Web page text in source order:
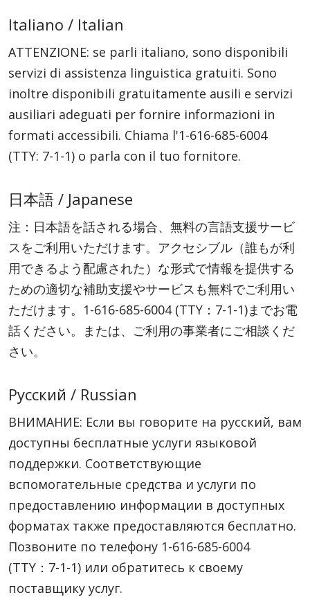
Italiano / Italian
ATTENZIONE: se parli italiano, sono disponibili
servizi di assistenza linguistica gratuiti. Sono
inoltre disponibili gratuitamente ausili e servizi
ausiliari adeguati per fornire informazioni in
formati accessibili. Chiama l'1-616-685-6004
(TTY: 7-1-1) o parla con il tuo fornitore.
日本語 / Japanese
注：日本語を話される場合、無料の言語支援サービ
スをご利用いただけます。アクセシブル（誰もが利
用できるよう配慮された）な形式で情報を提供する
ための適切な補助支援やサービスも無料でご利用い
ただけます。 1-616-685-6004 (TTY：7-1-1)までお電
話ください。または、ご利用の事業者にご相談くだ
さい。
Русский / Russian
ВНИМАНИЕ: Если вы говорите на русский, вам
доступны бесплатные услуги языковой
поддержки. Соответствующие
вспомогательные средства и услуги по
предоставлению информации в доступных
форматах также предоставляются бесплатно.
Позвоните по телефону 1-616-685-6004
(TTY：7-1-1) или обратитесь к своему
поставщику услуг.